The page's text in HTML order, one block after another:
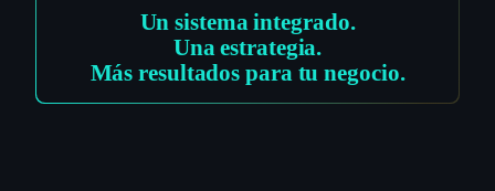
Un sistema integrado.
Una estrategia.
Más resultados para tu negocio.